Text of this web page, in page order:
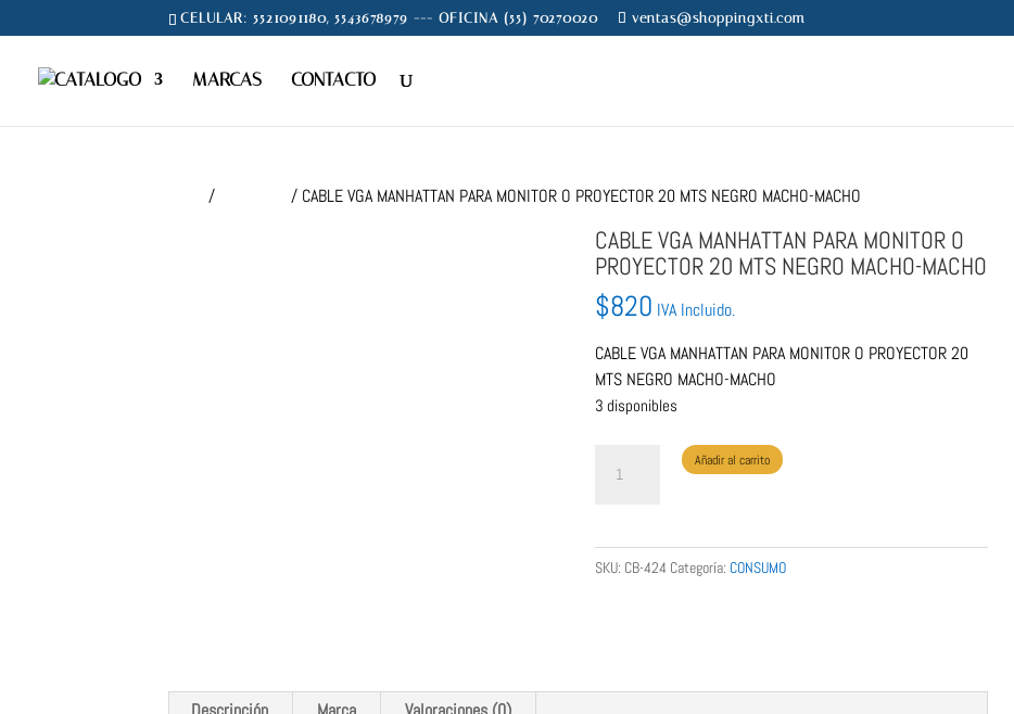
CELULAR: 5521091180, 5543678979 --- OFICINA (55) 70270020 ventas@shoppingxti.com
CATALOGO MARCAS CONTACTO
/ / CABLE VGA MANHATTAN PARA MONITOR O PROYECTOR 20 MTS NEGRO MACHO-MACHO
CABLE VGA MANHATTAN PARA MONITOR O
PROYECTOR 20 MTS NEGRO MACHO-MACHO
$820 IVA Incluido.
CABLE VGA MANHATTAN PARA MONITOR O PROYECTOR 20
MTS NEGRO MACHO-MACHO
3 disponibles
VGA
MONITOR
NEGRO
Añadir al carrito
SKU: CB-424 Categoría: CONSUMO